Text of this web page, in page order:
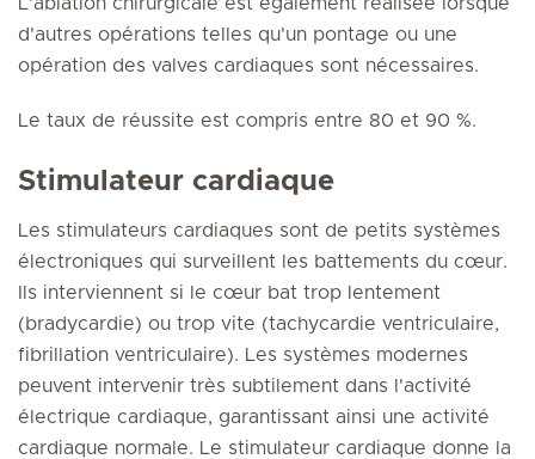
d'autres opérations telles qu'un pontage ou une
opération des valves cardiaques sont nécessaires.
Le taux de réussite est compris entre 80 et 90 %.
Stimulateur cardiaque
Les stimulateurs cardiaques sont de petits systèmes
électroniques qui surveillent les battements du cœur.
Ils interviennent si le cœur bat trop lentement
(bradycardie) ou trop vite (tachycardie ventriculaire,
fibrillation ventriculaire). Les systèmes modernes
peuvent intervenir très subtilement dans l'activité
électrique cardiaque, garantissant ainsi une activité
cardiaque normale. Le stimulateur cardiaque donne la